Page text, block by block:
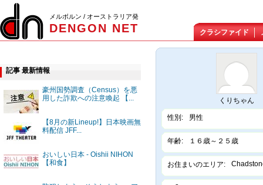
メルボルン / オーストラリア発
DENGON NET クラシファイド
記事 最新情報
豪州国勢調査（Census）を悪
用した詐欺への注意喚起 【...
【8月の新Lineup!】日本映画無
料配信 JFF...
おいしい日本 - Oishii NIHON
【和食】
くりちゃん
性別: 男性
年齢: １６歳～２５歳
お住まいのエリア: